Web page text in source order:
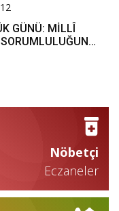
GÜNÜ: MİLLÎ
Nöbetçi
Eczaneler